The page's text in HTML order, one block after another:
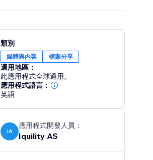
類別
媒體與內容 檔案分享
適用地區：
此應用程式全球適用。
應用程式語言：
英語
IA
應用程式開發人員：
Iquility AS